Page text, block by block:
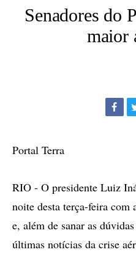
Senadores do
maior
Portal Terra
RIO - O presidente Luiz
noite desta terça-feira com
e, além de sanar as
últimas notícias da crise